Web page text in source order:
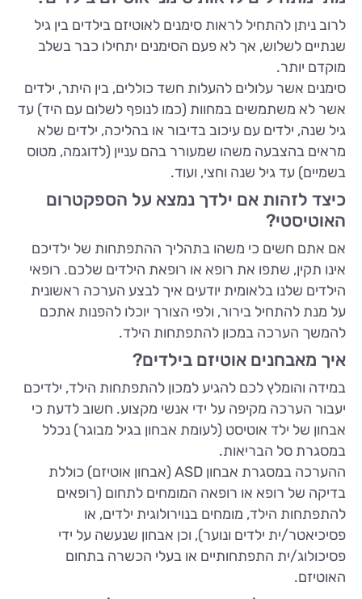
לרוב ניתן להתחיל לראות סימנים לאוטיזם בילדים בין גיל
שנתיים לשלוש, אך לא פעם הסימנים יתחילו כבר בשלב
מוקדם יותר.
סימנים אשר עלולים להעלות חשד כוללים, בין היתר, ילדים
אשר לא משתמשים במחוות (כמו לנופף לשלום עם היד) עד
גיל שנה, ילדים עם עיכוב בדיבור או בהליכה, ילדים שלא
מראים בהצבעה משהו שמעורר בהם עניין (לדוגמה, מטוס
בשמיים) עד גיל שנה וחצי, ועוד.
כיצד לזהות אם ילדך נמצא על הספקטרום
האוטיסטי?
אם אתם חשים כי משהו בתהליך ההתפתחות של ילדיכם
אינו תקין, שתפו את רופא או רופאת הילדים שלכם. רופאי
הילדים שלנו בלאומית יודעים איך לבצע הערכה ראשונית
על מנת להתחיל בירור, ולפי הצורך יוכלו להפנות אתכם
להמשך הערכה במכון להתפתחות הילד.
איך מאבחנים אוטיזם בילדים?
במידה והומלץ לכם להגיע למכון להתפתחות הילד, ילדיכם
יעבור הערכה מקיפה על ידי אנשי מקצוע. חשוב לדעת כי
אבחון של ילד אוטיסט (לעומת אבחון בגיל מבוגר) נכלל
במסגרת סל הבריאות.
ההערכה במסגרת אבחון ASD (אבחון אוטיזם) כוללת
בדיקה של רופא או רופאה המומחים לתחום (רופאים
להתפתחות הילד, מומחים בנוירולוגית ילדים, או
פסיכיאטר/ית ילדים ונוער), וכן אבחון שנעשה על ידי
פסיכולוג/ית התפתחותיים או בעלי הכשרה בתחום
האוטיזם.